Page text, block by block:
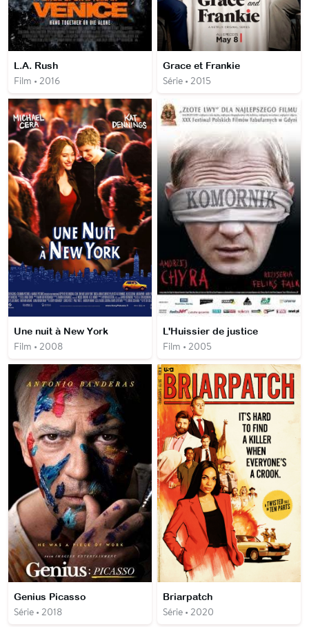
L.A. Rush
Film • 2016
Grace et Frankie
Série • 2015
Une nuit à New York
Film • 2008
L'Huissier de justice
Film • 2005
Genius Picasso
Série • 2018
Briarpatch
Série • 2020